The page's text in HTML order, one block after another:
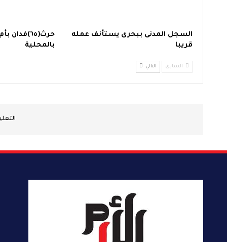
السجل المدنى ببحرى يستأنف عمله
قريبا
بالمحلية
السابق التالي